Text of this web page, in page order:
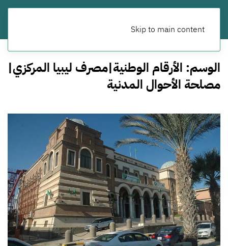
Skip to main content
الوسم: الأرقام الوطنية|مصرف ليبيا المركزي|
مصلحة الأحوال المدنية